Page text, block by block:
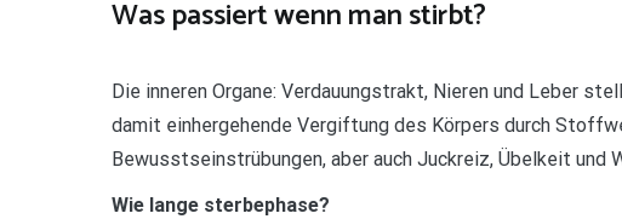
Was passiert wenn man stirbt?
Die inneren Organe: Verdauungstrakt, Nieren und Leber
damit einhergehende Vergiftung des Körpers durch
Bewusstseinstrübungen, aber auch Juckreiz, Übelkeit und
Wie lange sterbephase?